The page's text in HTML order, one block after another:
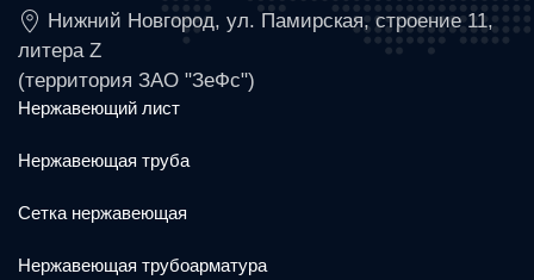
Нижний Новгород, ул. Памирская, строение 11,
литера Z
(территория ЗАО "ЗеФс")
Нержавеющий лист
Нержавеющая труба
Сетка нержавеющая
Нержавеющая трубоарматура